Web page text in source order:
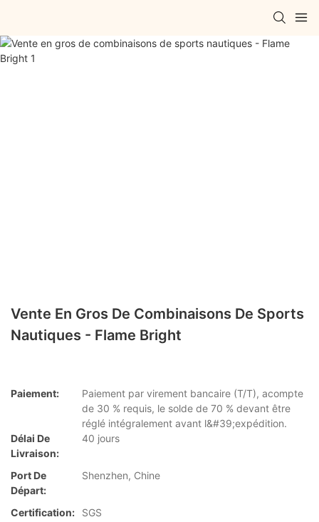
Vente En Gros De Combinaisons De Sports
Nautiques - Flame Bright
Paiement:
Paiement par virement bancaire (T/T), acompte
de 30 % requis, le solde de 70 % devant être
réglé intégralement avant l&#39;expédition.
Délai De
Livraison:
40 jours
Port De
Départ:
Shenzhen, Chine
Certification:
SGS